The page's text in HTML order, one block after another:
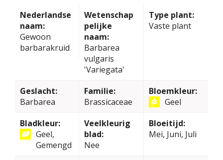
Nederlandse
naam:
Gewoon
barbarakruid
Wetenschap
pelijke
naam:
Barbarea
vulgaris
'Variegata'
Type plant:
Vaste plant
Geslacht:
Barbarea
Familie:
Brassicaceae
Bloemkleur:
Geel
Bladkleur:
Geel,
Gemengd
Veelkleurig
blad:
Nee
Bloeitijd:
Mei, Juni, Juli